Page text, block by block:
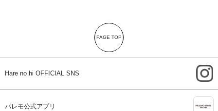
PAGE TOP
Hare no hi OFFICIAL SNS
パレモ公式アプリ